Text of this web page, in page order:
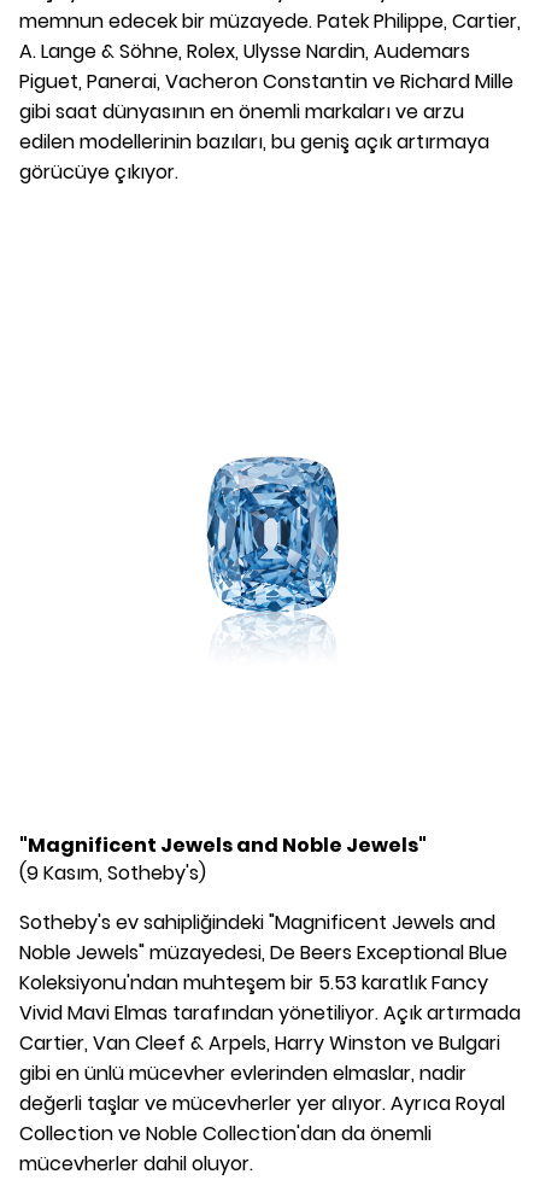
memnun edecek bir müzayede. Patek Philippe, Cartier,
A. Lange & Söhne, Rolex, Ulysse Nardin, Audemars
Piguet, Panerai, Vacheron Constantin ve Richard Mille
gibi saat dünyasının en önemli markaları ve arzu
edilen modellerinin bazıları, bu geniş açık artırmaya
görücüye çıkıyor.
"Magnificent Jewels and Noble Jewels"
(9 Kasım, Sotheby's)
Sotheby's ev sahipliğindeki "Magnificent Jewels and
Noble Jewels" müzayedesi, De Beers Exceptional Blue
Koleksiyonu'ndan muhteşem bir 5.53 karatlık Fancy
Vivid Mavi Elmas tarafından yönetiliyor. Açık artırmada
Cartier, Van Cleef & Arpels, Harry Winston ve Bulgari
gibi en ünlü mücevher evlerinden elmaslar, nadir
değerli taşlar ve mücevherler yer alıyor. Ayrıca Royal
Collection ve Noble Collection'dan da önemli
mücevherler dahil oluyor.